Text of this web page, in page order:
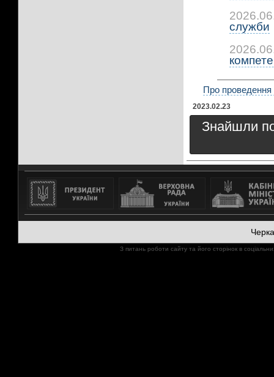
служби
2023.02.23
Про проведення
Знайшли
З питань роботи сайту та його сторінок в